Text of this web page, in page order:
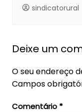
sindicatorural
Deixe um
O seu endereço
Campos
Comentário *